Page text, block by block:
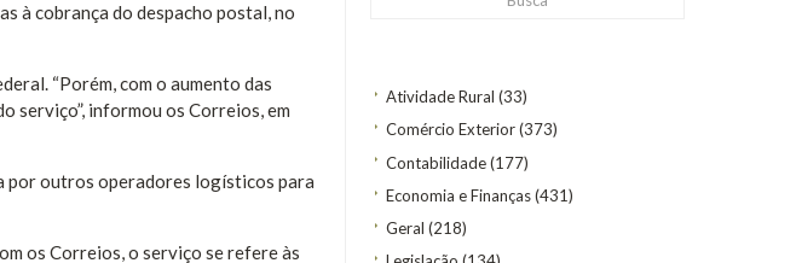
Atividade Rural (33)
Comércio Exterior(373)
Contabilidade(177)
Economia e Finanças(431)
Geral (218)
à cobrança do despacho postal, no
“Porém, com o aumento das
serviço”, informou os Correios, em
por outros operadores logísticos para
os Correios, o serviço se refere às